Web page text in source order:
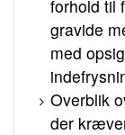
forhold til
gravide
med
Overblik
der